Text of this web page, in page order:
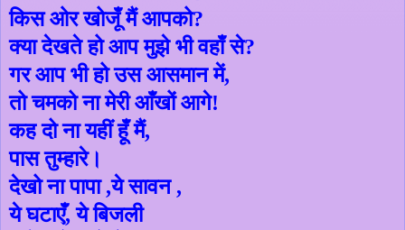
किस ओर खोजूँ मैं आपको?
क्या देखते हो आप मुझे भी वहाँ से?
गर आप भी हो उस आसमान में,
तो चमको ना मेरी आँखों आगे!
कह दो ना यहीं हूँ मैं,
पास तुम्हारे।
देखो ना पापा ,ये सावन ,
ये घटाएँ,ये बिजली